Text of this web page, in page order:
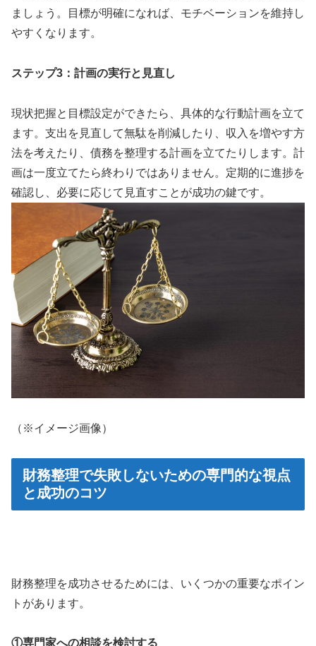
ましょう。目標が明確になれば、モチベーションを維持し
やすくなります。
ステップ3：計画の実行と見直し
現状把握と目標設定ができたら、具体的な行動計画を立て
ます。支出を見直して無駄を削減したり、収入を増やす方
法を考えたり、債務を整理する計画を立てたりします。計
画は一度立てたら終わりではありません。定期的に進捗を
確認し、必要に応じて見直すことが成功の鍵です。
（※イメージ画像）
財務整理で失敗しないための専門的な視点
と成功のコツ
財務整理を成功させるためには、いくつかの重要なポイン
トがあります。
①専門家への相談を検討する